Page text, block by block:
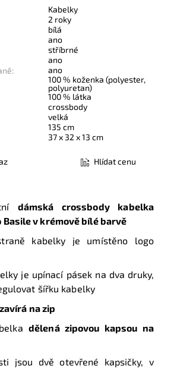
Kabelky
2 roky
bílá
ano
stříbrné
ano
ano
100 % koženka (polyester,
polyuretan)
100 % látka
crossbody
velká
135 cm
37 x 32 x 13 cm
Hlídat cenu
dámská crossbody kabelka
Basilev krémově bílébarvě
kabelky je umístěno logo
je upínací pásek na dva druky,
šířku kabelky
na zip
dělená zipovou kapsou na
jsou dvě otevřené kapsičky, v